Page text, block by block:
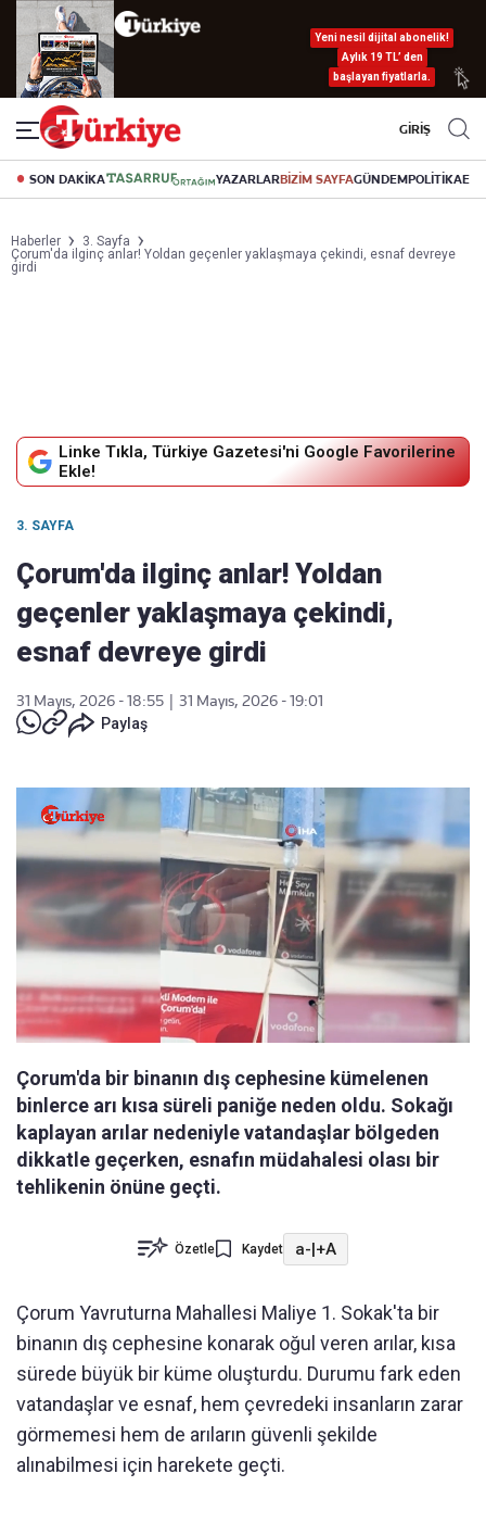
Yeni nesil dijital abonelik!
Aylık 19 TL’ den
başlayan fiyatlarla.
GİRİŞ
SON DAKİKA YAZARLARBİZİM SAYFAGÜNDEMPOLİTİKA
Haberler
3. Sayfa
Çorum'da ilginç anlar! Yoldan geçenler yaklaşmaya çekindi, esnaf devreye
girdi
Linke Tıkla, Türkiye Gazetesi'ni Google Favorilerine
Ekle!
3. SAYFA
Çorum'da ilginç anlar! Yoldan
geçenler yaklaşmaya çekindi,
esnaf devreye girdi
31 Mayıs, 2026 - 18:55
31 Mayıs, 2026 - 19:01
Paylaş
Çorum'da bir binanın dış cephesine kümelenen
binlerce arı kısa süreli paniğe neden oldu. Sokağı
kaplayan arılar nedeniyle vatandaşlar bölgeden
dikkatle geçerken, esnafın müdahalesi olası bir
tehlikenin önüne geçti.
Özetle Kaydet a-|+A
Çorum Yavruturna Mahallesi Maliye 1. Sokak'ta bir
binanın dış cephesine konarak oğul veren arılar, kısa
sürede büyük bir küme oluşturdu. Durumu fark eden
vatandaşlar ve esnaf, hem çevredeki insanların zarar
görmemesi hem de arıların güvenli şekilde
alınabilmesi için harekete geçti.